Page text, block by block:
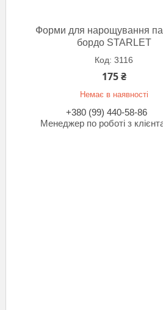
Форми для нарощування
бордо STARLET
3116
175 ₴
Немає в наявності
+380 (99) 440-58-86
Менеджер по роботі з